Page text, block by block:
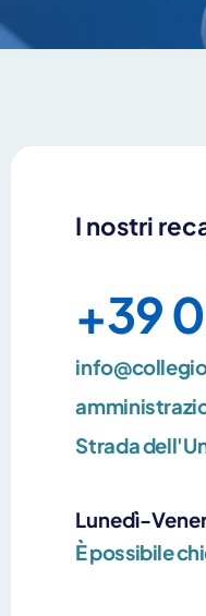
I nostri
+39
Strada
Lunedì-
È possibile